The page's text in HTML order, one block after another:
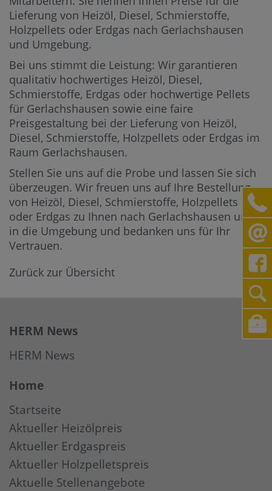
Lieferung von Heizöl, Diesel, Schmierstoffe,
Holzpellets oder Erdgas nach Gerlachshausen
und Umgebung.
Bei uns stimmt die Leistung: Wir garantieren
qualitativ hochwertiges Heizöl, Diesel,
Schmierstoffe, Erdgas oder hochwertige Pellets
für Gerlachshausen sowie eine faire
Preisgestaltung bei der Lieferung von Heizöl,
Diesel, Schmierstoffe, Holzpellets oder Erdgas im
Raum Gerlachshausen.
Stellen Sie uns auf die Probe und lassen Sie sich
überzeugen. Wir freuen uns auf Ihre Bestellung
von Heizöl, Diesel, Schmierstoffe, Holzpellets
oder Erdgas zu Ihnen nach Gerlachshausen und
in die Umgebung und bedanken uns für Ihr
Vertrauen.
Zurück zur Übersicht
HERM News
HERM News
Home
Startseite
Aktueller Heizölpreis
Aktueller Erdgaspreis
Aktueller Holzpelletspreis
Aktuelle Stellenangebote